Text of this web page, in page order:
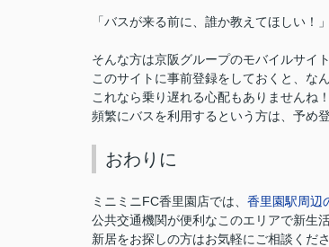
「バスが来る前に、誰か教えてほしい！」
そんな方は京阪グループのモバイルサイ
このサイトに事前登録をしておくと、 な
これなら乗り遅れる心配もありませんね！
頻繁にバスを利用するという方は、予め
おわりに
ミニミニFC香里園店では、 香里園駅周辺
公共交通機関が便利なこのエリアで新生
新居をお探しの方はお気軽にご相談くださ